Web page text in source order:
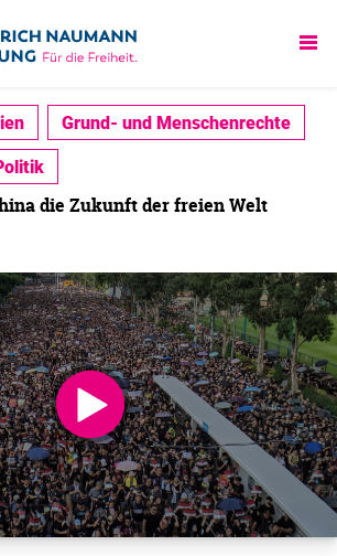
Grund- und Menschenrechte
die Zukunft der freien Welt